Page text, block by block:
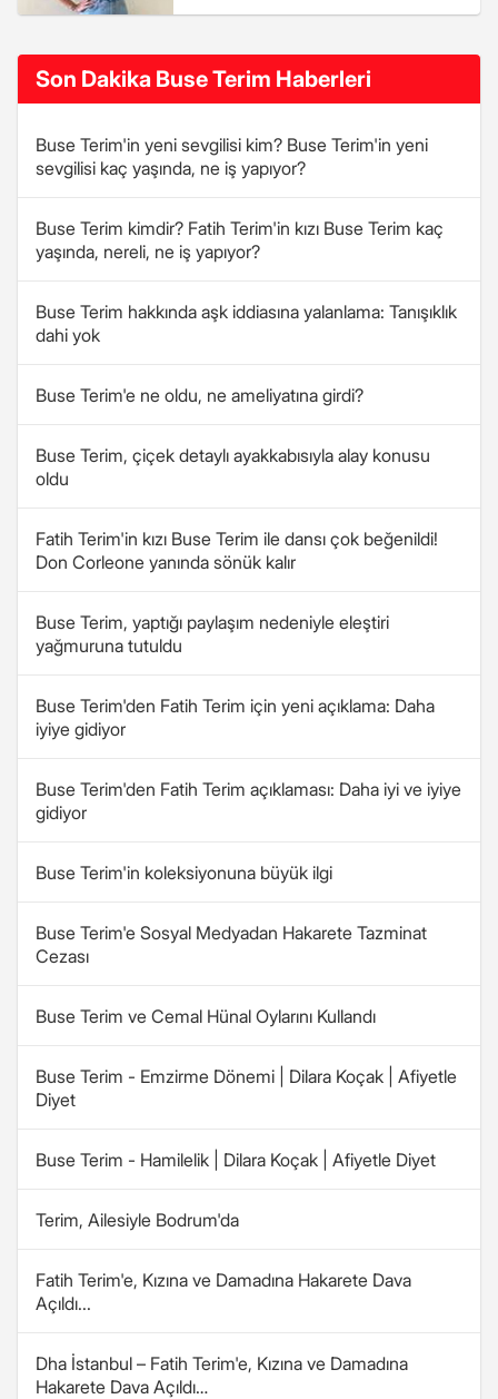
Son Dakika Buse Terim Haberleri
Buse Terim'in yeni sevgilisi kim? Buse Terim'in yeni
sevgilisi kaç yaşında, ne iş yapıyor?
Buse Terim kimdir? Fatih Terim'in kızı Buse Terim kaç
yaşında, nereli, ne iş yapıyor?
Buse Terim hakkında aşk iddiasına yalanlama: Tanışıklık
dahi yok
Buse Terim'e ne oldu, ne ameliyatına girdi?
Buse Terim, çiçek detaylı ayakkabısıyla alay konusu
oldu
Fatih Terim'in kızı Buse Terim ile dansı çok beğenildi!
Don Corleone yanında sönük kalır
Buse Terim, yaptığı paylaşım nedeniyle eleştiri
yağmuruna tutuldu
Buse Terim'den Fatih Terim için yeni açıklama: Daha
iyiye gidiyor
Buse Terim'den Fatih Terim açıklaması: Daha iyi ve iyiye
gidiyor
Buse Terim'in koleksiyonuna büyük ilgi
Buse Terim'e Sosyal Medyadan Hakarete Tazminat
Cezası
Buse Terim ve Cemal Hünal Oylarını Kullandı
Buse Terim - Emzirme Dönemi | Dilara Koçak | Afiyetle
Diyet
Buse Terim - Hamilelik | Dilara Koçak | Afiyetle Diyet
Terim, Ailesiyle Bodrum'da
Fatih Terim'e, Kızına ve Damadına Hakarete Dava
Açıldı...
Dha İstanbul – Fatih Terim'e, Kızına ve Damadına
Hakarete Dava Açıldı…